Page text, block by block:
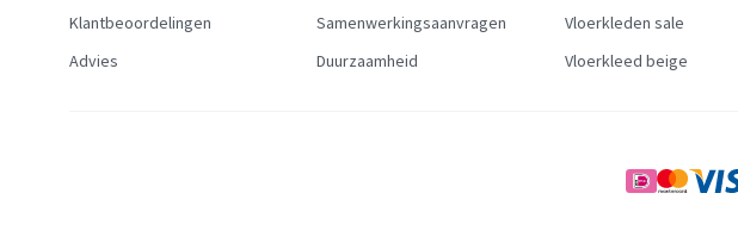
Klantbeoordelingen
Advies
Samenwerkingsaanvragen
Duurzaamheid
Vloerkleden sale
Vloerkleed beige